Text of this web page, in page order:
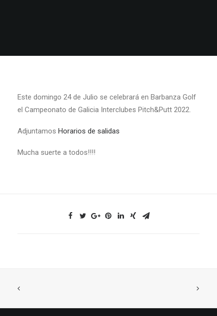
Este domingo 24 de Julio se celebrará en Barbanza Golf
el Campeonato de Galicia Interclubes Pitch&Putt 2022.
Adjuntamos Horarios de salidas
Mucha suerte a todos!!!!